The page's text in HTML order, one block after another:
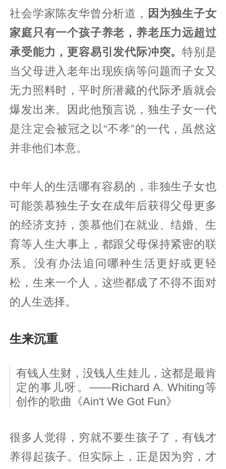
社会学家陈友华曾分析道， 因为独生子女
家庭只有一个孩子养老，养老压力远超过
承受能力，更容易引发代际冲突。特别是
当父母进入老年出现疾病等问题而子女又
无力照料时，平时所潜藏的代际矛盾就会
爆发出来。因此他预言说，独生子女一代
是注定会被冠之以“不孝”的一代，虽然这
并非他们本意。
中年人的生活哪有容易的，非独生子女也
可能羡慕独生子女在成年后获得父母更多
的经济支持，羡慕他们在就业、结婚、生
育等人生大事上，都跟父母保持紧密的联
系。没有办法追问哪种生活更好或更轻
松，生来一个人，这些都成了不得不面对
的人生选择。
生来沉重
有钱人生财，没钱人生娃儿，这都是最肯
定的事儿呀。——Richard A. Whiting等
创作的歌曲《Ain't We Got Fun》
很多人觉得，穷就不要生孩子了，有钱才
养得起孩子。但实际上，正是因为穷，才